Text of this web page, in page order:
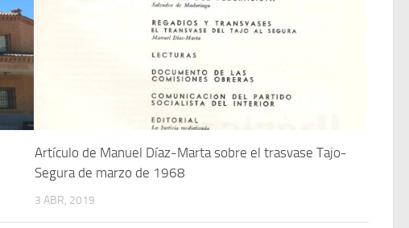
Artículo de Manuel Díaz-Marta sobre el trasvase Tajo-
Segura de marzo de 1968
3 ABR, 2019